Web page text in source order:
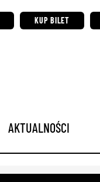
KUP BILET
AKTUALNOŚCI